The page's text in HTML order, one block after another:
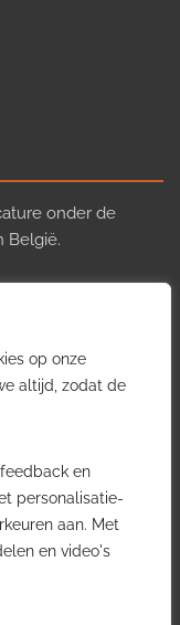
op onze
altijd, zodat de
en
personalisatie-
aan. Met
en video's
onder de
België.
in uw inbox.